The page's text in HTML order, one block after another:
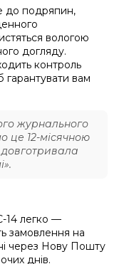
до подряпин,
вологою
догляду.
контроль
гарантувати вам
журнального
це 12-місячною
14 легко —
замовлення на
через Нову Пошту
днів.